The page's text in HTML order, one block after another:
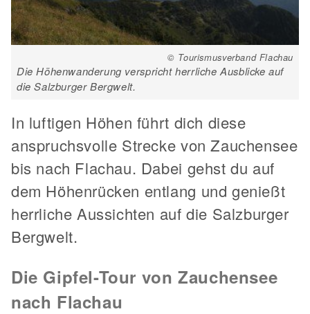
© Tourismusverband Flachau
Die Höhenwanderung verspricht herrliche Ausblicke auf
die Salzburger Bergwelt.
In luftigen Höhen führt dich diese
anspruchsvolle Strecke von Zauchensee
bis nach Flachau. Dabei gehst du auf
dem Höhenrücken entlang und genießt
herrliche Aussichten auf die Salzburger
Bergwelt.
Die Gipfel-Tour von Zauchensee
nach Flachau